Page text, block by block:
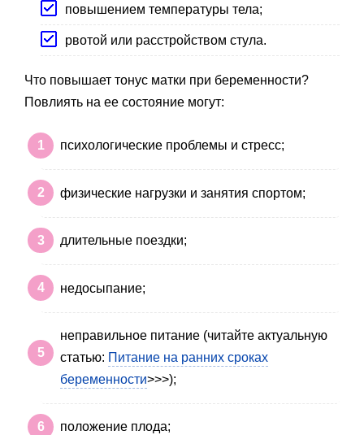
повышением температуры тела;
рвотой или расстройством стула.
Что повышает тонус матки при беременности?
Повлиять на ее состояние могут:
психологические проблемы и стресс;
физические нагрузки и занятия спортом;
длительные поездки;
недосыпание;
неправильное питание (читайте актуальную
статью: Питание на ранних сроках
беременности>>>);
положение плода;